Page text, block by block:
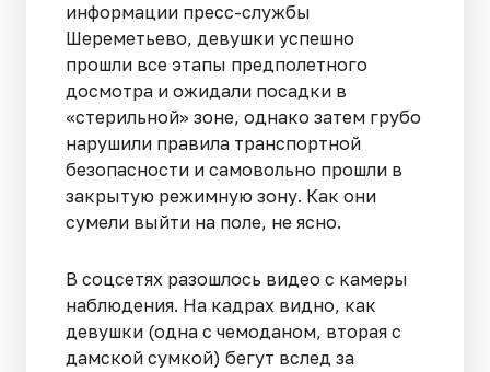
информации пресс-службы
Шереметьево, девушки успешно
прошли все этапы предполетного
досмотра и ожидали посадки в
«стерильной» зоне, однако затем грубо
нарушили правила транспортной
безопасности и самовольно прошли в
закрытую режимную зону. Как они
сумели выйти на поле, не ясно.
В соцсетях разошлось видео с камеры
наблюдения. На кадрах видно, как
девушки (одна с чемоданом, вторая с
дамской сумкой) бегут вслед за